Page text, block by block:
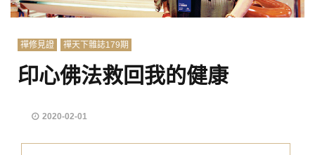
禪修見證 禪天下雜誌179期
印心佛法救回我的健康
2020-02-01